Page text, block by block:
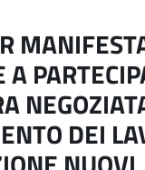
A
DEI